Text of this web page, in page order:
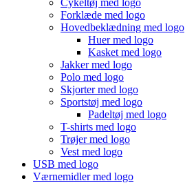
Cykeltøj med logo
Forklæde med logo
Hovedbeklædning med logo
Huer med logo
Kasket med logo
Jakker med logo
Polo med logo
Skjorter med logo
Sportstøj med logo
Padeltøj med logo
T-shirts med logo
Trøjer med logo
Vest med logo
USB med logo
Værnemidler med logo